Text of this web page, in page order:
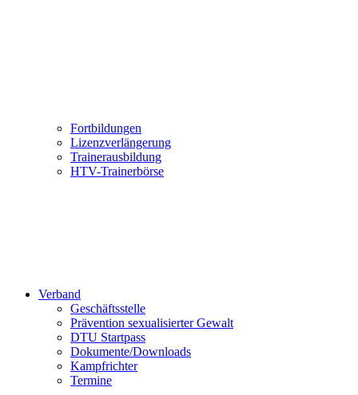
Fortbildungen
Lizenzverlängerung
Trainerausbildung
HTV-Trainerbörse
Verband
Geschäftsstelle
Prävention sexualisierter Gewalt
DTU Startpass
Dokumente/Downloads
Kampfrichter
Termine